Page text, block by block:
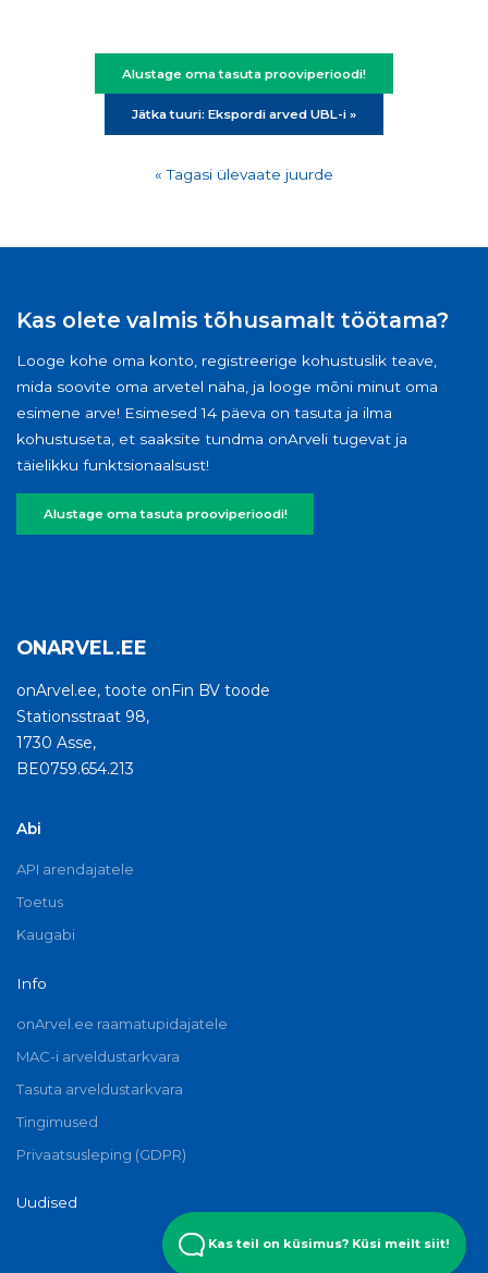
Alustage oma tasuta prooviperioodi!
Jätka tuuri: Ekspordi arved UBL-i »
« Tagasi ülevaate juurde
Kas olete valmis tõhusamalt töötama?
Looge kohe oma konto, registreerige kohustuslik teave,
mida soovite oma arvetel näha, ja looge mõni minut oma
esimene arve! Esimesed 14 päeva on tasuta ja ilma
kohustuseta, et saaksite tundma onArveli tugevat ja
täielikku funktsionaalsust!
Alustage oma tasuta prooviperioodi!
ONARVEL.EE
onArvel.ee, toote onFin BV toode
Stationsstraat 98,
1730 Asse,
BE0759.654.213
Abi
API arendajatele
Toetus
Kaugabi
Info
onArvel.ee raamatupidajatele
MAC-i arveldustarkvara
Tasuta arveldustarkvara
Tingimused
Privaatsusleping (GDPR)
Uudised
Kas teil on küsimus? Küsi meilt siit!